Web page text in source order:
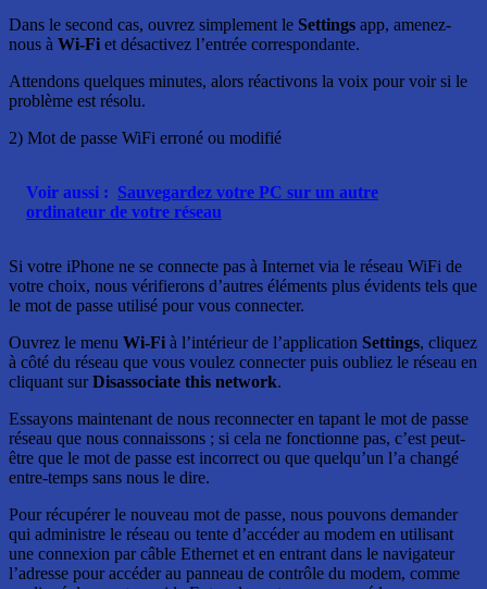
Dans le second cas, ouvrez simplement le Settings app, amenez-
nous à Wi-Fi et désactivez l’entrée correspondante.
Attendons quelques minutes, alors réactivons la voix pour voir si le
problème est résolu.
2) Mot de passe WiFi erroné ou modifié
Voir aussi : Sauvegardez votre PC sur un autre
ordinateur de votre réseau
Si votre iPhone ne se connecte pas à Internet via le réseau WiFi de
votre choix, nous vérifierons d’autres éléments plus évidents tels que
le mot de passe utilisé pour vous connecter.
Ouvrez le menu Wi-Fi à l’intérieur de l’application Settings, cliquez
à côté du réseau que vous voulez connecter puis oubliez le réseau en
cliquant surDisassociate this network.
Essayons maintenant de nous reconnecter en tapant le mot de passe
réseau que nous connaissons ; si cela ne fonctionne pas, c’est peut-
être que le mot de passe est incorrect ou que quelqu’un l’a changé
entre-temps sans nous le dire.
Pour récupérer le nouveau mot de passe, nous pouvons demander
qui administre le réseau ou tente d’accéder au modem en utilisant
une connexion par câble Ethernet et en entrant dans le navigateur
l’adresse pour accéder au panneau de contrôle du modem, comme